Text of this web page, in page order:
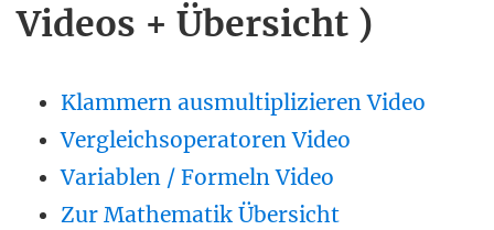
Videos + Übersicht )
Klammern ausmultiplizieren Video
Vergleichsoperatoren Video
Variablen / Formeln Video
Zur Mathematik Übersicht